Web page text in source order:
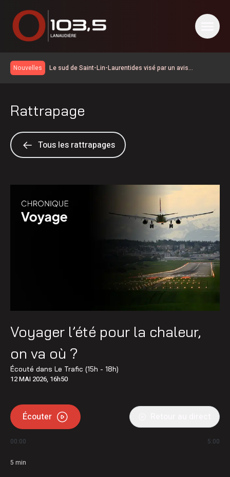
Nouvelles
Le sud de Saint-Lin-Laurentides visé par un avis
Le trampoline du parc Donald-Bricault est réparé
évaluateurs
Le chômage continue de baisser dans Lanaudière
60eanniversaire pour Les Éleveurs de porcs de
La Ligue de hockey junior Maritimes Québec de retour
L’avis d’ébullition toujours en vigueur à Saint-Paul
Rattrapage
Tous les rattrapages
Voyager l’été pour la chaleur,
on va où ?
Écouté dans Le Trafic (15h - 18h)
12 MAI 2026, 16h50
Écouter
00:00 5:00
5 min